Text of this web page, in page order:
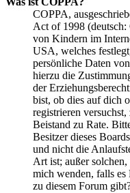
COPPA,
Act of 1998 (deutsch:
von Kindern im
USA, welches
persönliche Daten
hierzu die
der
bist, ob dies auf dich
registrieren
Beistand zu Rate.
Besitzer dieses
und nicht die
Art ist; außer
mich wenden, falls es
zu diesem Forum